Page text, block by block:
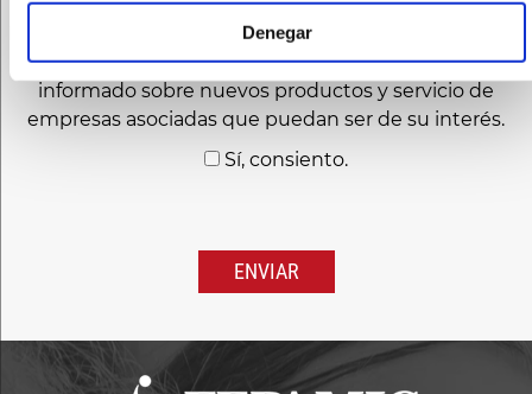
Denegar
FUNDACIÓN FEPAMIC solicita su
la creación de perfiles y así poder mantenerle
informado sobre nuevos productos y servicio de
empresas asociadas que puedan ser de su interés.
Sí, consiento.
favor,
deja
campo
vacío.